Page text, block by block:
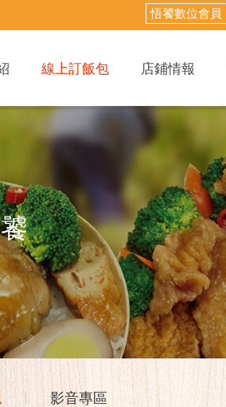
悟饕數位會員
線上訂飯包 店鋪情報
饕
影音專區